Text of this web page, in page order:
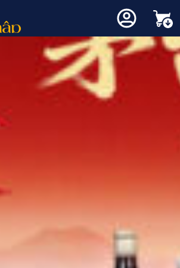
Loại
Rượu
Rượu
VangIsland
Rượu
Các
Trung Quốc
nhất thế giới, gắn liền với văn hóa, lịch
truyền thống. Được chưng cất từ ngũ
là một phần rất lâu đời trong văn hóa
phương Đông, với truyền thống sản